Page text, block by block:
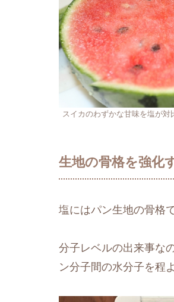
スイカのわずかな甘味を塩が対
生地の骨格を強化
塩にはパン生地の骨格
分子レベルの出来事な
ン分子間の水分子を程